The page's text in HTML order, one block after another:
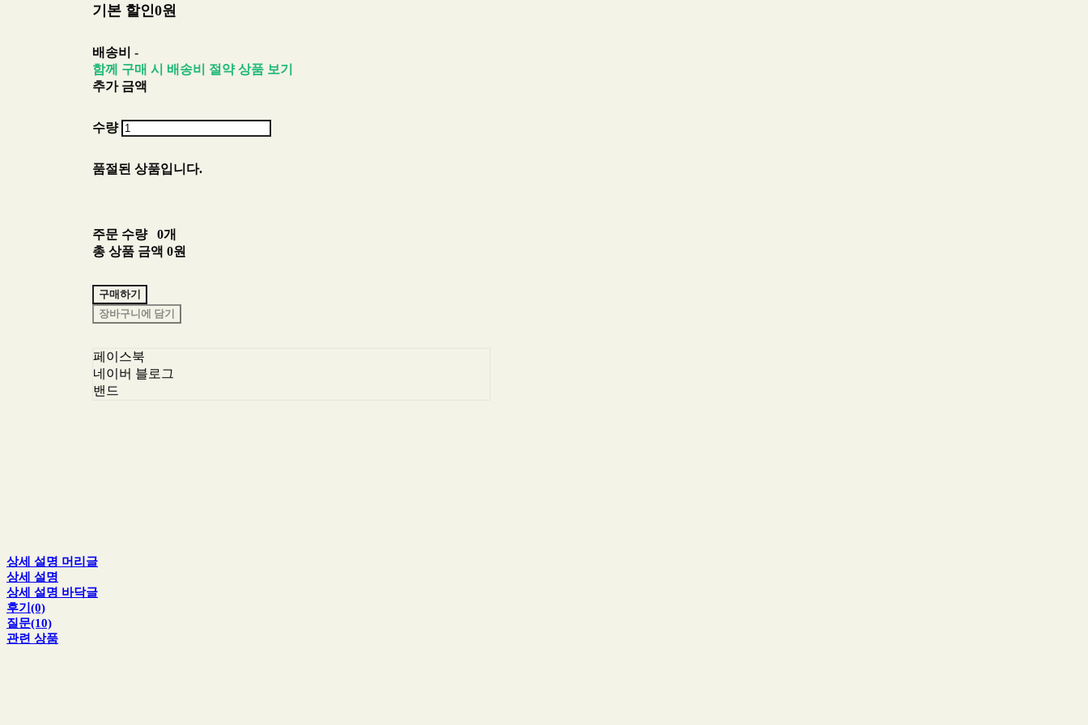
기본 할인0원
배송비-
함께 구매 시 배송비 절약 상품 보기
추가 금액
수량
품절된 상품입니다.
주문 수량
0개
총 상품 금액 0원
구매하기
장바구니에 담기
페이스북
네이버 블로그
밴드
상세 설명 머리글
상세 설명
상세 설명 바닥글
후기(0)
질문(10)
관련 상품